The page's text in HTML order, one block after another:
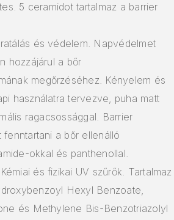
5 ceramidot tartalmaz a barrier
és védelem. Napvédelmet
hozzájárul a bőr
megőrzéséhez. Kényelem és
használatra tervezve, puha matt
ragacsossággal. Barrier
fenntartani a bőr ellenálló
okkal és panthenollal.
Kémiai és fizikai UV szűrők. Tartalmaz
Hexyl Benzoate,
és Methylene Bis-Benzotriazolyl